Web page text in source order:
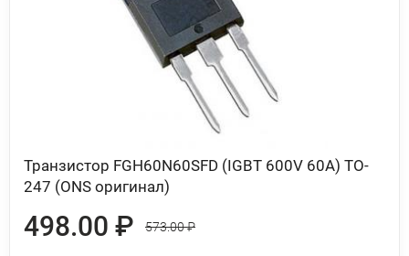
Транзистор FGH60N60SFD (IGBT 600V 60A) TO-
247 (ONS оригинал)
498.00 ₽ 573.00 ₽